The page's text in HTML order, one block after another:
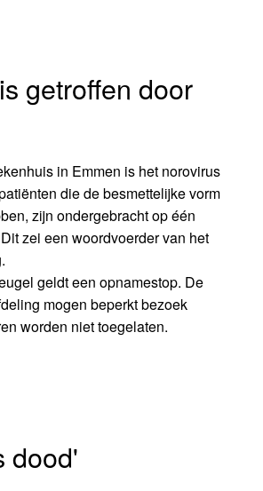
getroffen door
in Emmen is het norovirus
die de besmettelijke vorm
zijn ondergebracht op één
zei een woordvoerder van het
geldt een opnamestop. De
mogen beperkt bezoek
worden niet toegelaten.
dood'